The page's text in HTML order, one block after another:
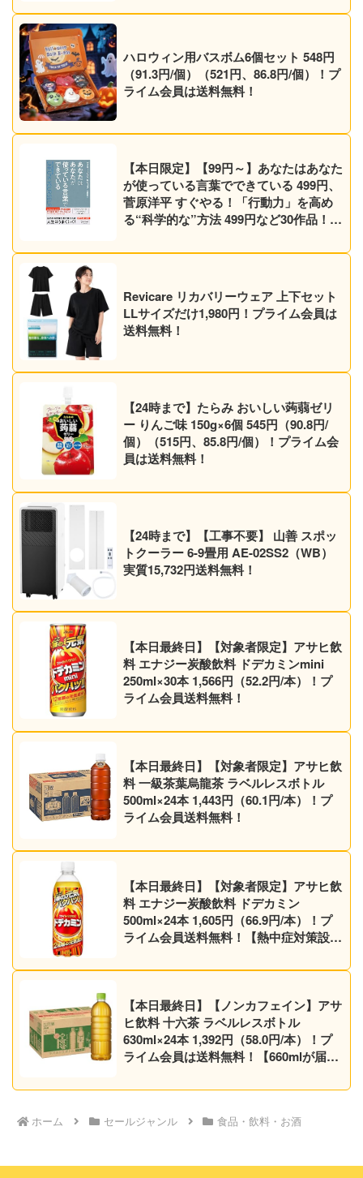
ハロウィン用バスボム6個セット 548円
（91.3円/個）（521円、86.8円/個）！プ
ライム会員は送料無料！
【本日限定】【99円～】あなたはあなた
が使っている言葉でできている 499円、
菅原洋平 すぐやる！「行動力」を高め
る“科学的な”方法 499円など30作品！
Revicare リカバリーウェア 上下セット
LLサイズだけ1,980円！プライム会員は
送料無料！
【24時まで】たらみ おいしい蒟蒻ゼリ
ー りんご味 150g×6個 545円（90.8円/
個）（515円、85.8円/個）！プライム会
員は送料無料！
【24時まで】【工事不要】 山善 スポッ
トクーラー 6-9畳用 AE-02SS2（WB）
実質15,732円送料無料！
【本日最終日】【対象者限定】アサヒ飲
料 エナジー炭酸飲料 ドデカミンmini
250ml×30本 1,566円（52.2円/本）！プ
ライム会員送料無料！
【本日最終日】【対象者限定】アサヒ飲
料 一級茶葉烏龍茶 ラベルレスボトル
500ml×24本 1,443円（60.1円/本）！プ
ライム会員送料無料！
【本日最終日】【対象者限定】アサヒ飲
料 エナジー炭酸飲料 ドデカミン
500ml×24本 1,605円（66.9円/本）！プ
ライム会員送料無料！【熱中症対策設
【本日最終日】【ノンカフェイン】アサ
ヒ飲料 十六茶 ラベルレスボトル
630ml×24本 1,392円（58.0円/本）！プ
ライム会員は送料無料！【660mlが届く
ホーム セールジャンル 食品・飲料・お酒